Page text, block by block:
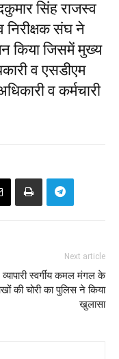
सिंह राजस्व
निरीक्षक संघ ने
किया जिसमें मुख्य
व एसडीएम
व कर्मचारी
Next article
स्वर्गीय कमल मंगल के
की चोरी का पुलिस ने किया
खुलासा